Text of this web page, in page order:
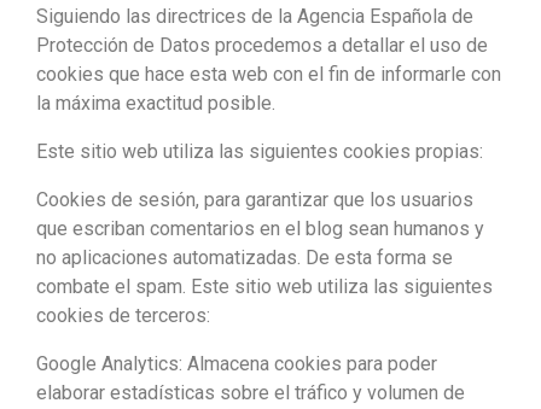
Siguiendo las directrices de la Agencia Española de
Protección de Datos procedemos a detallar el uso de
cookies que hace esta web con el fin de informarle con
la máxima exactitud posible.
Este sitio web utiliza las siguientes cookies propias:
Cookies de sesión, para garantizar que los usuarios
que escriban comentarios en el blog sean humanos y
no aplicaciones automatizadas. De esta forma se
combate el spam. Este sitio web utiliza las siguientes
cookies de terceros:
Google Analytics: Almacena cookies para poder
elaborar estadísticas sobre el tráfico y volumen de